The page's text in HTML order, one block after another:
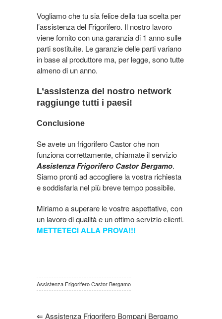
Vogliamo che tu sia felice della tua scelta per
l’assistenza del Frigorifero. Il nostro lavoro
viene fornito con una garanzia di 1 anno sulle
parti sostituite. Le garanzie delle parti variano
in base al produttore ma, per legge, sono tutte
almeno di un anno.
L’assistenza del nostro network
raggiunge tutti i paesi!
Conclusione
Se avete un frigorifero Castor che non
funziona correttamente, chiamate il servizio
Assistenza Frigorifero Castor Bergamo.
Siamo pronti ad accogliere la vostra richiesta
e soddisfarla nel più breve tempo possibile.
Miriamo a superare le vostre aspettative, con
un lavoro di qualità e un ottimo servizio clienti.
METTETECI ALLA PROVA!!!
Assistenza Frigorifero Castor Bergamo
⇐ Assistenza Frigorifero Bompani Bergamo